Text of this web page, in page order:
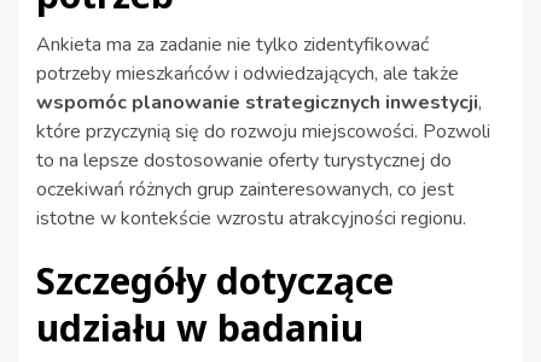
Ankieta ma za zadanie nie tylko zidentyfikować
potrzeby mieszkańców i odwiedzających, ale także
wspomóc planowanie strategicznych inwestycji,
które przyczynią się do rozwoju miejscowości. Pozwoli
to na lepsze dostosowanie oferty turystycznej do
oczekiwań różnych grup zainteresowanych, co jest
istotne w kontekście wzrostu atrakcyjności regionu.
Szczegóły dotyczące
udziału w badaniu